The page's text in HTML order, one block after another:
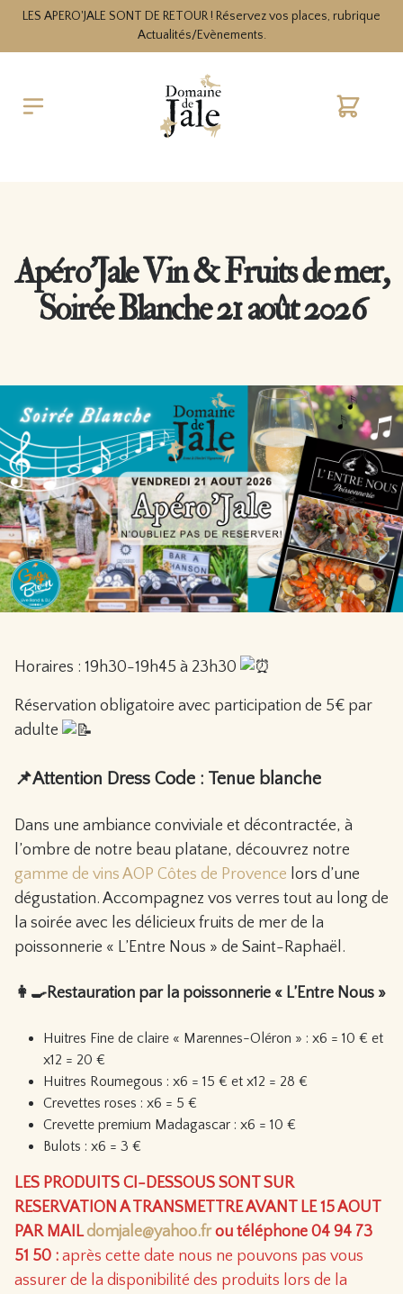
LES APERO'JALE SONT DE RETOUR ! Réservez vos places, rubrique
Actualités/Evènements.
Cart
Apéro’Jale Vin & Fruits de mer,
Soirée Blanche 21 août 2026
Horaires : 19h30-19h45 à 23h30
Réservation obligatoire avec participation de 5€ par
adulte
📌Attention Dress Code : Tenue blanche
Dans une ambiance conviviale et décontractée, à
l’ombre de notre beau platane, découvrez notre
gamme de vins AOP Côtes de Provence lors d’une
dégustation. Accompagnez vos verres tout au long de
la soirée avec les délicieux fruits de mer de la
poissonnerie « L’Entre Nous » de Saint-Raphaël.
👩‍🍳Restauration par la poissonnerie « L’Entre Nous »
Huitres Fine de claire « Marennes-Oléron » : x6 = 10 € et
x12 = 20 €
Huitres Roumegous : x6 = 15 € et x12 = 28 €
Crevettes roses : x6 = 5 €
Crevette premium Madagascar : x6 = 10 €
Bulots : x6 = 3 €
LES PRODUITS CI-DESSOUS SONT SUR
RESERVATION A TRANSMETTRE AVANT LE 15 AOUT
PAR MAILdomjale@yahoo.frou téléphone 04 94 73
51 50 : après cette date nous ne pouvons pas vous
assurer de la disponibilité des produits lors de la